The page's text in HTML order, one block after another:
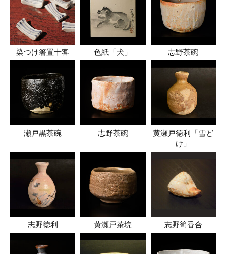
染つけ箸置十客 色紙「犬」 志野茶碗
瀬戸黒茶碗 志野茶碗
黄瀬戸徳利「雪ど
け」
志野徳利 黄瀬戸茶垸 志野筍香合